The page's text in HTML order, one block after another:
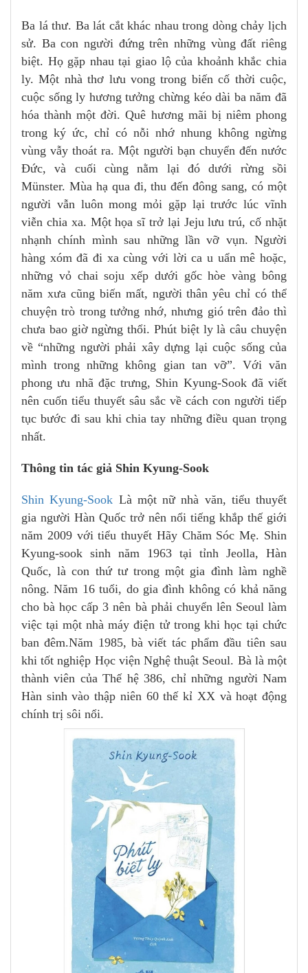
Ba lá thư. Ba lát cắt khác nhau trong dòng chảy lịch
sử. Ba con người đứng trên những vùng đất riêng
biệt. Họ gặp nhau tại giao lộ của khoảnh khắc chia
ly. Một nhà thơ lưu vong trong biến cố thời cuộc,
cuộc sống ly hương tưởng chừng kéo dài ba năm đã
hóa thành một đời. Quê hương mãi bị niêm phong
trong ký ức, chỉ có nỗi nhớ nhung không ngừng
vùng vẫy thoát ra. Một người bạn chuyển đến nước
Đức, và cuối cùng nằm lại đó dưới rừng sồi
Münster. Mùa hạ qua đi, thu đến đông sang, có một
người vẫn luôn mong mỏi gặp lại trước lúc vĩnh
viễn chia xa. Một họa sĩ trở lại Jeju lưu trú, cố nhặt
nhạnh chính mình sau những lần vỡ vụn. Người
hàng xóm đã đi xa cùng với lời ca u uẩn mê hoặc,
những vỏ chai soju xếp dưới gốc hòe vàng bông
năm xưa cũng biến mất, người thân yêu chỉ có thể
chuyện trò trong tưởng nhớ, nhưng gió trên đảo thì
chưa bao giờ ngừng thổi. Phút biệt ly là câu chuyện
về “những người phải xây dựng lại cuộc sống của
mình trong những không gian tan vỡ”. Với văn
phong ưu nhã đặc trưng, Shin Kyung-Sook đã viết
nên cuốn tiểu thuyết sâu sắc về cách con người tiếp
tục bước đi sau khi chia tay những điều quan trọng
nhất.
Thông tin tác giả Shin Kyung-Sook
Shin Kyung-Sook Là một nữ nhà văn, tiểu thuyết
gia người Hàn Quốc trở nên nổi tiếng khắp thế giới
năm 2009 với tiểu thuyết Hãy Chăm Sóc Mẹ. Shin
Kyung-sook sinh năm 1963 tại tỉnh Jeolla, Hàn
Quốc, là con thứ tư trong một gia đình làm nghề
nông. Năm 16 tuổi, do gia đình không có khả năng
cho bà học cấp 3 nên bà phải chuyển lên Seoul làm
việc tại một nhà máy điện tử trong khi học tại chức
ban đêm.Năm 1985, bà viết tác phẩm đầu tiên sau
khi tốt nghiệp Học viện Nghệ thuật Seoul. Bà là một
thành viên của Thế hệ 386, chỉ những người Nam
Hàn sinh vào thập niên 60 thế kỉ XX và hoạt động
chính trị sôi nổi.